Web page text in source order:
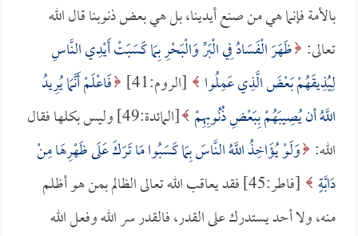
بالأمة فإنما هي من صنع أيدينا، بل هي بعض ذنوبنا قال الله
تعالى: ظَهَرَ الْفَسَادُ فِي الْبَرِّ وَالْبَحْرِ بِمَا كَسَبَتْ أَيْدِي النَّاسِ
لِيُذِيقَهُمْ بَعْضَ الَّذِي عَمِلُوا
[الروم:41]
فَاعْلَمْ أَنَّمَا يُرِيدُ
اللَّهُ أن يُصِيبَهُمْ بِبَعْضِ ذُنُوبِهِمْ
[المائدة:49] وليس بكلها فقال
الله: وَلَوْ يُؤَاخِذُ اللَّهُ النَّاسَ بِمَا كَسَبُوا مَا تَرَكَ عَلَى ظَهْرِهَا مِنْ
دَابَّةٍ
[فاطر:45] فقد يعاقب الله تعالى الظالم بمن هو أظلم
منه، ولا أحد يستدرك على القدر، فالقدر سر الله وفعل الله